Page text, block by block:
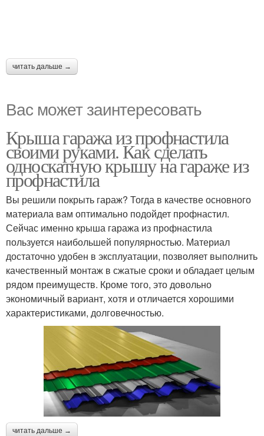
читать дальше →
Вас может заинтересовать
Крыша гаража из профнастила
своими руками. Как сделать
односкатную крышу на гараже из
профнастила
Вы решили покрыть гараж? Тогда в качестве основного
материала вам оптимально подойдет профнастил.
Сейчас именно крыша гаража из профнастила
пользуется наибольшей популярностью. Материал
достаточно удобен в эксплуатации, позволяет выполнить
качественный монтаж в сжатые сроки и обладает целым
рядом преимуществ. Кроме того, это довольно
экономичный вариант, хотя и отличается хорошими
характеристиками, долговечностью.
читать дальше →